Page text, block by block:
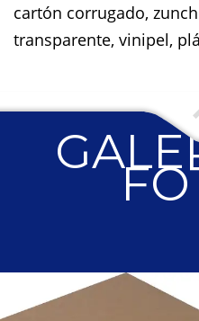
cartón corrugado,
transparente, vinipel,